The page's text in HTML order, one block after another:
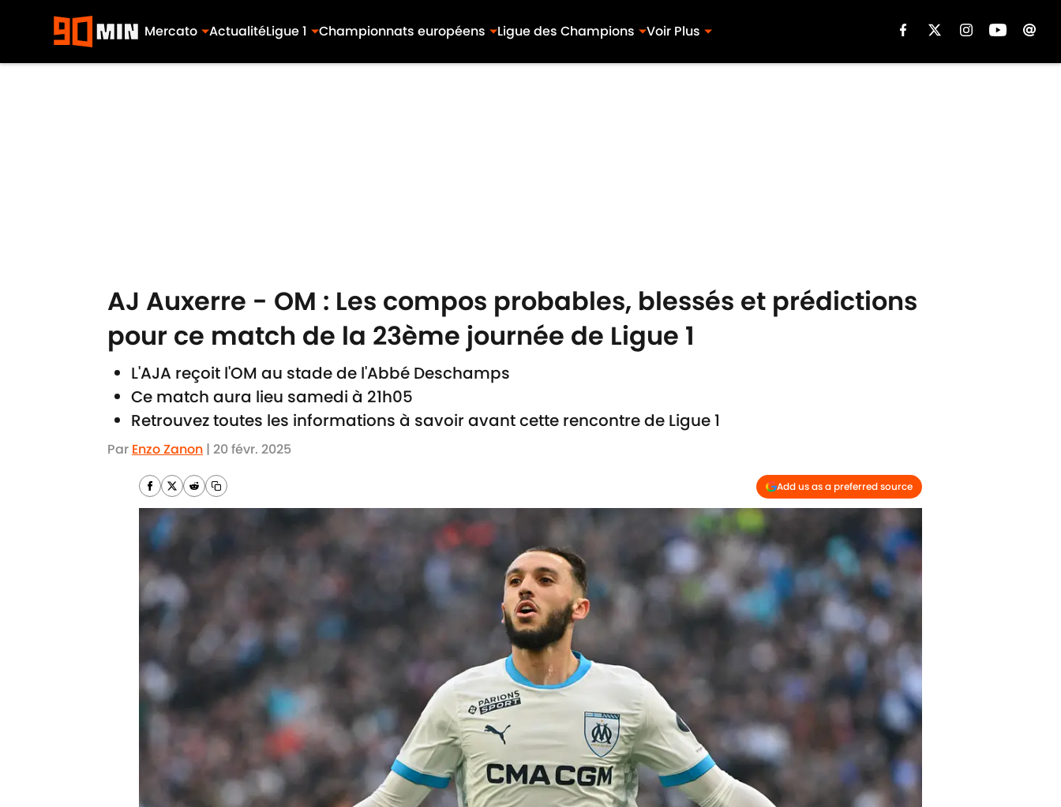
Mercato ActualitéLigue 1 Championnats européens Ligue des Champions Voir Plus
AJ Auxerre - OM : Les compos probables, blessés et prédictions
pour ce match de la 23ème journée de Ligue 1
L'AJA reçoit l'OM au stade de l'Abbé Deschamps
Ce match aura lieu samedi à 21h05
Retrouvez toutes les informations à savoir avant cette rencontre de Ligue 1
Par Enzo Zanon | 20 févr. 2025
Add us as a preferred source